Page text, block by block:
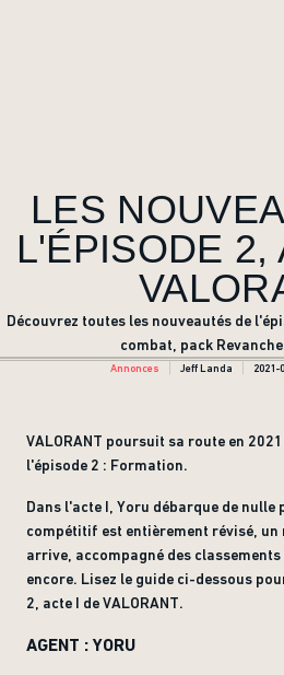
LES
L'ÉPISODE 2,
Découvrez toutes les nouveautés de
combat, pack
Annonces Jeff Landa 2021-
VALORANT poursuit sa route en
l'épisode 2 : Formation.
Dans l'acte I, Yoru débarque de
compétitif est entièrement révisé, un
arrive, accompagné des
encore. Lisez le guide ci-dessous
2, acte I de VALORANT.
AGENT : YORU